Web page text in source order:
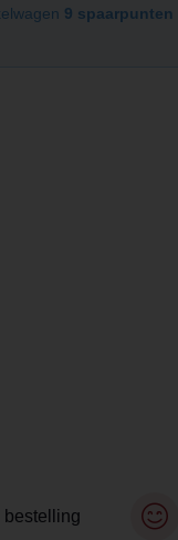
9 spaarpunten
bestelling